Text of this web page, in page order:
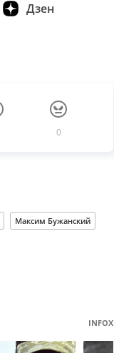
Дзен
0
Максим Бужанский
INFOX